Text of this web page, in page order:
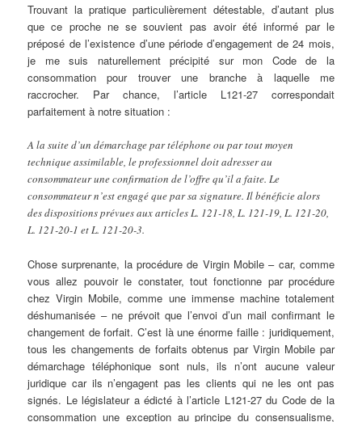
Trouvant la pratique particulièrement détestable, d’autant plus
que ce proche ne se souvient pas avoir été informé par le
préposé de l’existence d’une période d’engagement de 24 mois,
je me suis naturellement précipité sur mon Code de la
consommation pour trouver une branche à laquelle me
raccrocher. Par chance, l’article L121-27 correspondait
parfaitement à notre situation :
A la suite d’un démarchage par téléphone ou par tout moyen
technique assimilable, le professionnel doit adresser au
consommateur une confirmation de l’offre qu’il a faite. Le
consommateur n’est engagé que par sa signature. Il bénéficie alors
des dispositions prévues aux articles L. 121-18, L. 121-19, L. 121-20,
L. 121-20-1 et L. 121-20-3.
Chose surprenante, la procédure de Virgin Mobile – car, comme
vous allez pouvoir le constater, tout fonctionne par procédure
chez Virgin Mobile, comme une immense machine totalement
déshumanisée – ne prévoit que l’envoi d’un mail confirmant le
changement de forfait. C’est là une énorme faille : juridiquement,
tous les changements de forfaits obtenus par Virgin Mobile par
démarchage téléphonique sont nuls, ils n’ont aucune valeur
juridique car ils n’engagent pas les clients qui ne les ont pas
signés. Le législateur a édicté à l’article L121-27 du Code de la
consommation une exception au principe du consensualisme,